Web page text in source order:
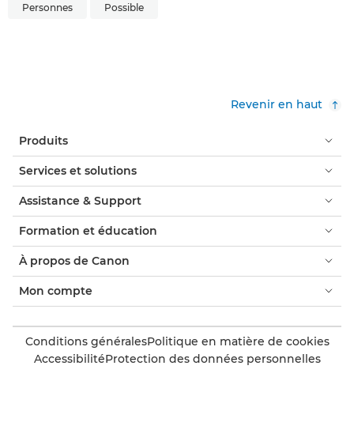
Personnes Possible
Revenir en haut
Produits
Services et solutions
Assistance & Support
Formation et éducation
À propos de Canon
Mon compte
Conditions généralesPolitique en matière de cookies
AccessibilitéProtection des données personnelles